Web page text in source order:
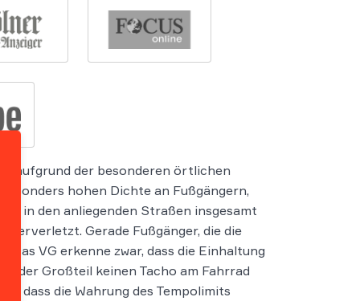
aufgrund der besonderen örtlichen
hohen Dichte an Fußgängern,
in den anliegenden Straßen insgesamt
Gerade Fußgänger, die die
VG erkenne zwar, dass die Einhaltung
der Großteil keinen Tacho am Fahrrad
dass die Wahrung des Tempolimits